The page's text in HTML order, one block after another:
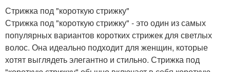
Стрижка под "короткую стрижку"
Стрижка под "короткую стрижку" - это один из самых
популярных вариантов коротких стрижек для светлых
волос. Она идеально подходит для женщин, которые
хотят выглядеть элегантно и стильно. Стрижка под